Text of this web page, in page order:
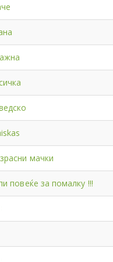
мачки
повеќе за помалку !!!